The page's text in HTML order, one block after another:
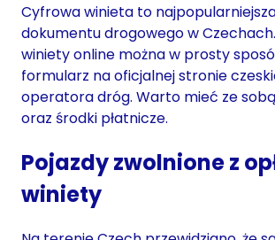
Cyfrowa winieta to
dokumentu drogowego w
winiety online można w prosty
formularz na oficjalnej stronie
operatora dróg. Warto mieć ze
oraz środki płatnicze.
Pojazdy zwolnione z
winiety